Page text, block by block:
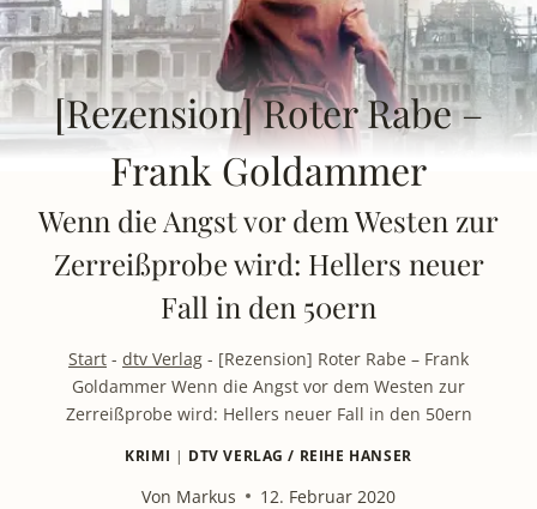
[Rezension] Roter Rabe –
Frank Goldammer
Wenn die Angst vor dem Westen zur
Zerreißprobe wird: Hellers neuer
Fall in den 50ern
Start - dtv Verlag - [Rezension] Roter Rabe – Frank
Goldammer Wenn die Angst vor dem Westen zur
Zerreißprobe wird: Hellers neuer Fall in den 50ern
KRIMI | DTV VERLAG / REIHE HANSER
Von Markus 12. Februar 2020